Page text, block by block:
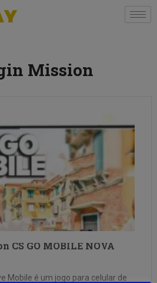
Mission
CS GO MOBILE NOVA
Mobile é um jogo para celular de